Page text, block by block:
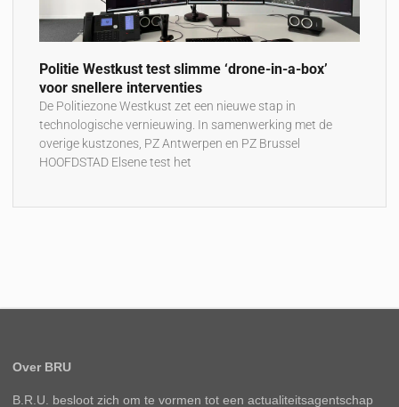
Politie Westkust test slimme ‘drone-in-a-box’
voor snellere interventies
De Politiezone Westkust zet een nieuwe stap in
technologische vernieuwing. In samenwerking met de
overige kustzones, PZ Antwerpen en PZ Brussel
HOOFDSTAD Elsene test het
Over BRU
B.R.U. besloot zich om te vormen tot een actualiteitsagentschap